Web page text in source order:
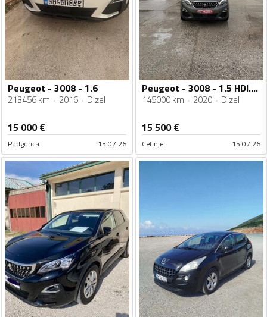
Peugeot - 3008 - 1.6
213456 km 2016 Dizel
15 000€
Podgorica 15.07.26
Peugeot - 3008 - 1.5 HDI.AUTOMATIK
145000 km 2020 Dizel
15 500€
Cetinje 15.07.26